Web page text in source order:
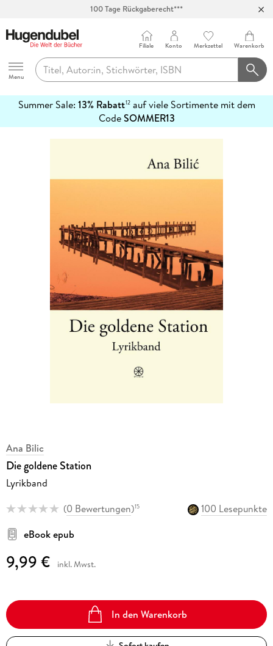
100 Tage Rückgaberecht***
Hugendubel
Menu
Filiale Konto Merkzettel Warenkorb
Summer Sale: 13% Rabatt12auf viele Sortimente mit dem
CodeSOMMER13
erfahren
Ana Bilic
Die goldene Station
Lyrikband
(0 Bewertungen)15
100 Lesepunkte
eBook epub
9,99 € inkl. Mwst.
In den Warenkorb